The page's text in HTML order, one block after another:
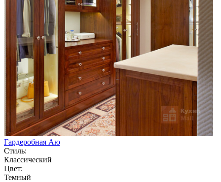
Гардеробная Аю
Стиль:
Классический
Цвет:
Темный